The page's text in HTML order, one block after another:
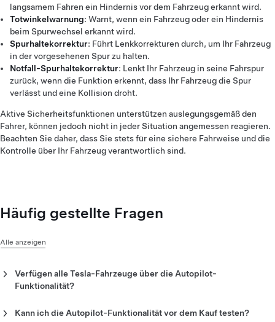
langsamem Fahren ein Hindernis vor dem Fahrzeug erkannt wird.
Totwinkelwarnung: Warnt, wenn ein Fahrzeug oder ein Hindernis
beim Spurwechsel erkannt wird.
Spurhaltekorrektur: Führt Lenkkorrekturen durch, um Ihr Fahrzeug
in der vorgesehenen Spur zu halten.
Notfall-Spurhaltekorrektur: Lenkt Ihr Fahrzeug in seine Fahrspur
zurück, wenn die Funktion erkennt, dass Ihr Fahrzeug die Spur
verlässt und eine Kollision droht.
Aktive Sicherheitsfunktionen unterstützen auslegungsgemäß den
Fahrer, können jedoch nicht in jeder Situation angemessen reagieren.
Beachten Sie daher, dass Sie stets für eine sichere Fahrweise und die
Kontrolle über Ihr Fahrzeug verantwortlich sind.
Häufig gestellte Fragen
Alle anzeigen
Verfügen alle Tesla-Fahrzeuge über die Autopilot-
Funktionalität?
Funktionalität „Autopilot“ ausgestattet, die einen
Kann ich die Autopilot-Funktionalität vor dem Kauf testen?